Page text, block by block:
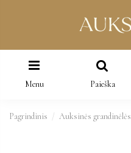
Menu Paieška
Pagrindinis Auksinės grandinėlės